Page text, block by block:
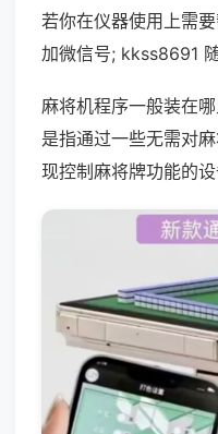
若你在仪器使用上需
加微信号; kkss8691 随
麻将机程序一般装在
是指通过一些无需对
现控制麻将牌功能的设